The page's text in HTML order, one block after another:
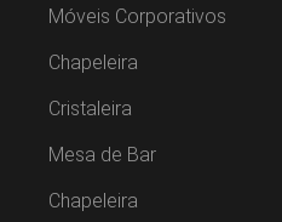
Móveis Corporativos
Chapeleira
Cristaleira
Mesa de Bar
Chapeleira